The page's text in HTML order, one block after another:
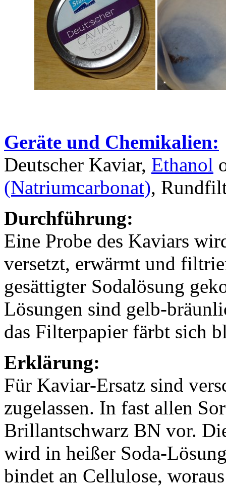
Geräte und Chemikalien:
Deutscher Kaviar, Ethanol
(Natriumcarbonat),
Durchführung:
Eine Probe des Kaviars
versetzt, erwärmt und
gesättigter Sodalösung
Lösungen sind gelb-
das Filterpapier färbt sich
Erklärung:
Für Kaviar-Ersatz sind
zugelassen. In fast allen
Brillantschwarz BN vor.
wird in heißer Soda-
bindet an Cellulose,